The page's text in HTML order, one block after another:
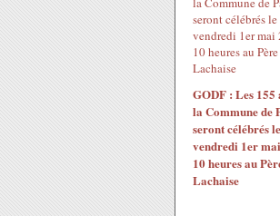
GODF : Les 155
la Commune de
seront célébrés le
vendredi 1er
10 heures au
Lachaise